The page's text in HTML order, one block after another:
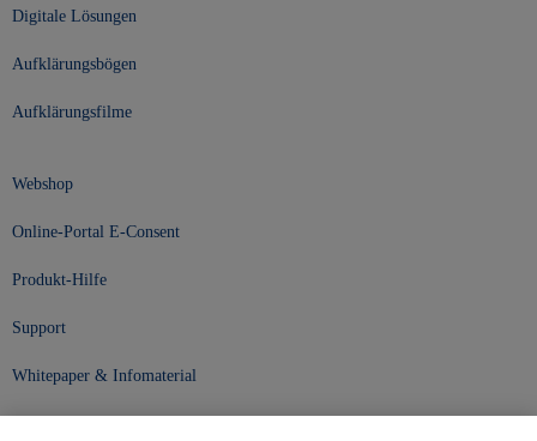
Digitale Lösungen
Aufklärungsbögen
Aufklärungsfilme
Webshop
Online-Portal E-Consent
Produkt-Hilfe
Support
Whitepaper & Infomaterial